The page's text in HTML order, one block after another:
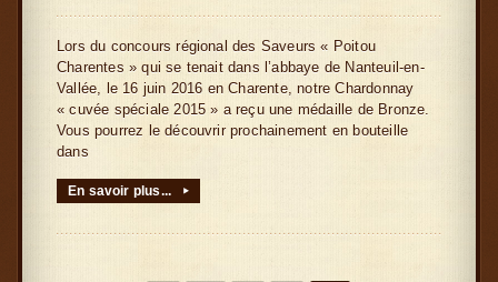
Lors du concours régional des Saveurs « Poitou
Charentes » qui se tenait dans l’abbaye de Nanteuil-en-
Vallée, le 16 juin 2016 en Charente, notre Chardonnay
« cuvée spéciale 2015 » a reçu une médaille de Bronze.
Vous pourrez le découvrir prochainement en bouteille
dans
En savoir plus... ▸